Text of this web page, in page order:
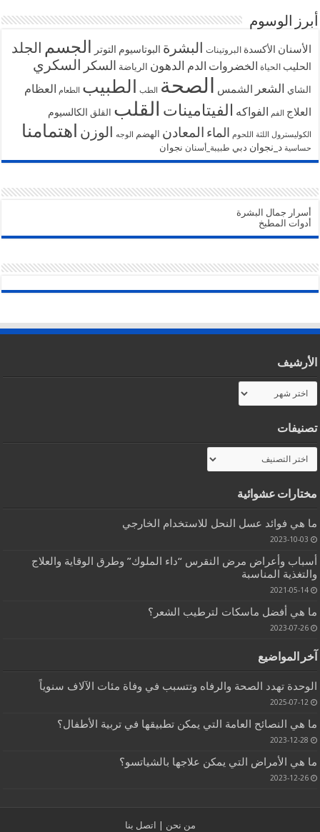
أبرز الوسوم
الأسنان الأكسدة البروتينات البشرة البوتاسيوم التوتر الجسم الجلد
الحليب الحياة الخضروات الدم الدهون الرياضة السكر السكري
الشاي الشعر الشمس الصحة الطب الطبيب الطعام
العظام
العلاج الفم الفواكه الفيتامينات القلب القلق الكالسيوم
الكوليسترول اللثة اللحوم الماء المعادن الهضم الوجه الوزن اهتمامنا
حساسية د_نجوان دبي طبيبة_أسنان نجوان
أسرار جمال البشرة
أدوات المطبخ
الأرشيف
الأرشيف
تصنيفات
تصنيفات
مختارات عشوائية
ما هي فوائد عسل النحل للاستخدام الخارجي
2023-10-03
أسباب وأعراض مرض النقرس “داء الملوك” وطرق الوقاية والعلاج
والتغذية المناسبة
2021-05-14
ما هي أفضل ماسكات لترطيب الشعر؟
2023-07-26
آخر المواضيع
الوحدة تهدد الصحة والرفاه وتتسبب في وفاة مئات الآلاف سنوياً
2025-07-12
ما هي النصائح العامة التي يمكن تطبيقها في تربية الأطفال؟
2023-12-28
ما هي الأمراض التي يمكن علاجها بالشياتسو؟
2023-12-26
من نحن اتصل بنا